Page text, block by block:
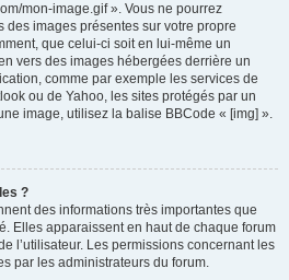
mon-image.gif ». Vous ne pourrez
images présentes sur votre propre
que celui-ci soit en lui-même un
vers des images hébergées derrière un
comme par exemple les services de
ou de Yahoo, les sites protégés par un
image, utilisez la balise BBCode « [img] ».
?
des informations très importantes que
Elles apparaissent en haut de chaque forum
l’utilisateur. Les permissions concernant les
par les administrateurs du forum.